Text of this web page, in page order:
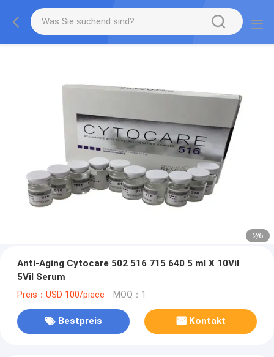
2/6
Anti-Aging Cytocare 502 516 715 640 5 ml X 10Vil
5Vil Serum
Preis：USD 100/piece MOQ：1
Bestpreis Kontakt